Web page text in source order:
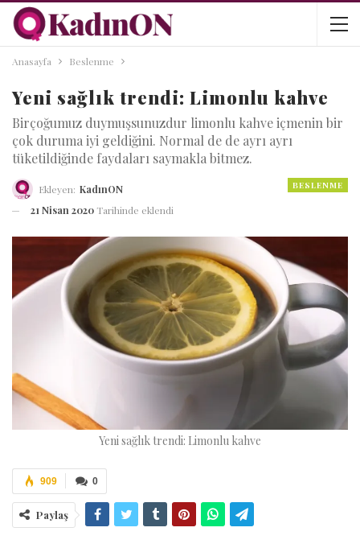
Anasayfa Beslenme
Yeni sağlık trendi: Limonlu kahve
Birçoğumuz duymuşsunuzdur limonlu kahve içmenin bir
çok duruma iyi geldiğini. Normal de de ayrı ayrı
tüketildiğinde faydaları saymakla bitmez.
BESLENME
Ekleyen: KadınON
21 Nisan 2020 Tarihinde eklendi
Yeni sağlık trendi: Limonlu kahve
0
909
Paylaş